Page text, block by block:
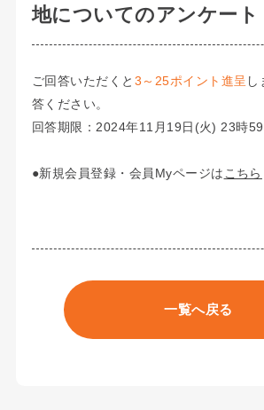
地についてのアンケート
ご回答いただくと 3～25ポイント進呈 し
答ください。
回答期限：2024年11月19日(火) 23時
●新規会員登録・会員Myページはこちら
一覧へ戻る